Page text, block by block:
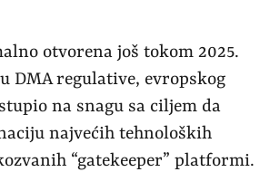
otvorena još tokom 2025.
DMA regulative, evropskog
na snagu sa ciljem da
najvećih tehnoloških
“gatekeeper” platformi.